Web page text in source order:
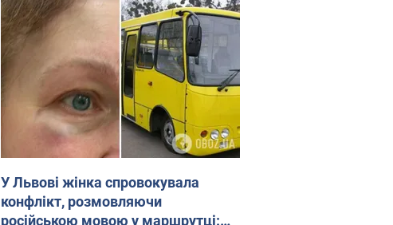
У Львові жінка спровокувала
конфлікт, розмовляючи
російською мовою у маршрутці: